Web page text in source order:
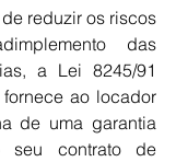
reduzir os riscos
das
a Lei 8245/91
ao locador
de uma garantia
seu contrato de